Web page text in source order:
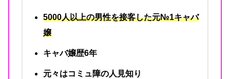
5000人以上の男性を接客した元№1キャバ
嬢
キャバ嬢歴6年
元々はコミュ障の人見知り